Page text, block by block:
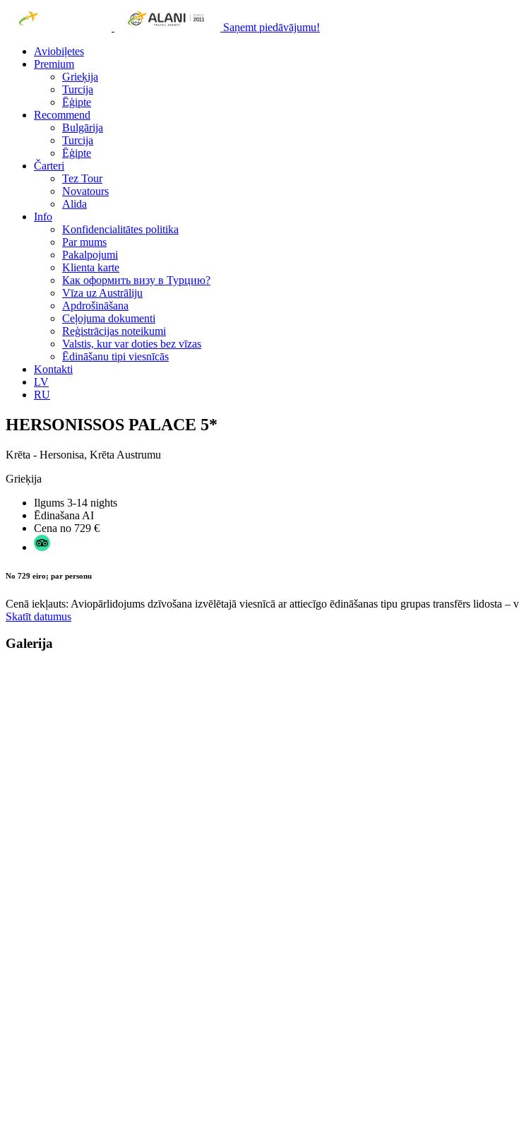
Saņemt piedāvājumu!
Aviobiļetes
Premium
Grieķija
Turcija
Ēģipte
Recommend
Bulgārija
Turcija
Ēģipte
Čarteri
Tez Tour
Novatours
Alida
Info
Konfidencialitātes politika
Par mums
Рakalpojumi
Klienta karte
Как оформить визу в Турцию?
Vīza uz Austrāliju
Apdrošināšana
Ceļojuma dokumenti
Reģistrācijas noteikumi
Valstis, kur var doties bez vīzas
Ēdināšanu tipi viesnīcās
Kontakti
LV
RU
HERSONISSOS PALACE 5*
Krēta - Hersonisa, Krēta Austrumu
Grieķija
Ilgums 3-14 nights
Ēdinašana AI
Cena no 729 €
No 729 eiro; par personu
Cenā iekļauts: Aviopārlidojums dzīvošana izvēlētajā viesnīcā ar attiecīgo ēdināšanas tipu grupas transfērs lidosta
Skatīt datumus
Galerija